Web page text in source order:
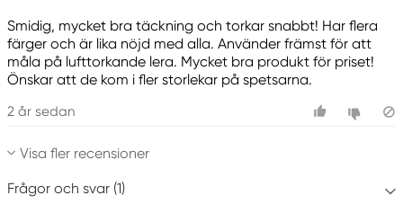
Smidig, mycket bra täckning och torkar snabbt! Har flera
färger och är lika nöjd med alla. Använder främst för att
måla på lufttorkande lera. Mycket bra produkt för priset!
Önskar att de kom i fler storlekar på spetsarna.
2 år sedan
Visa fler recensioner
Frågor och svar (1)